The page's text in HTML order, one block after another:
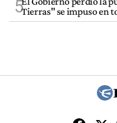
5Tierras" se impuso en